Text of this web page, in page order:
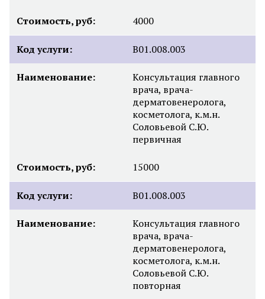
Стоимость, руб: 4000
Код услуги: B01.008.003
Наименование:
Консультация главного
врача, врача-
дерматовенеролога,
косметолога, к.м.н.
Соловьевой С.Ю.
первичная
Стоимость, руб: 15000
Код услуги: B01.008.003
Наименование:
Консультация главного
врача, врача-
дерматовенеролога,
косметолога, к.м.н.
Соловьевой С.Ю.
повторная